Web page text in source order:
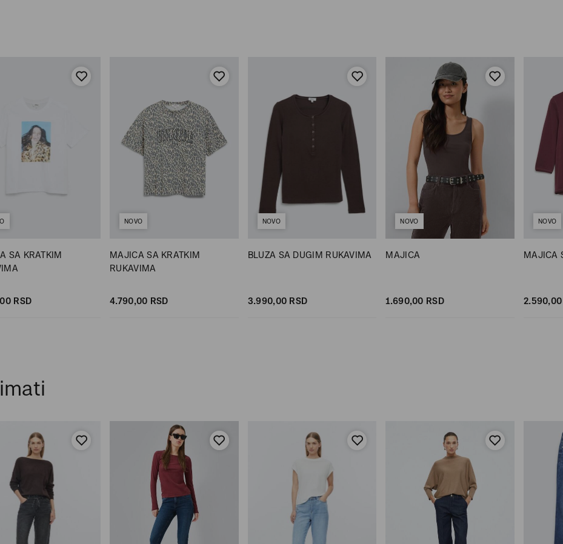
SA KRATKIM
00 RSD
NOVO
MAJICA SA KRATKIM
RUKAVIMA
4.790,00 RSD
NOVO
BLUZA SA DUGIM RUKAVIMA
3.990,00 RSD
NOVO
MAJICA
1.690,00 RSD
NOVO
MAJICA
2.590,00